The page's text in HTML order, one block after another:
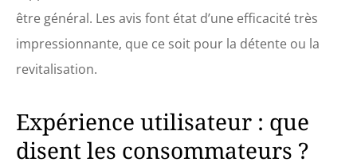
être général. Les avis font état d’une efficacité très
impressionnante, que ce soit pour la détente ou la
revitalisation.
Expérience utilisateur : que
disent les consommateurs ?